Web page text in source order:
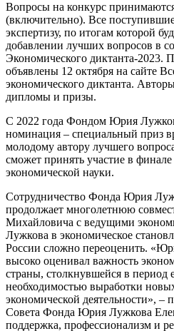
Вопросы на конкурс
(включительно). Все
экспертизу, по итогам которой
добавлении лучших вопросов в
Экономического диктанта-2023.
объявлены 12 октября на сайте
экономического диктанта.
дипломы и призы.
С 2022 года Фондом Юрия
номинация – специальный приз
молодому автору лучшего
сможет принять участие в
экономической науки.
Сотрудничество Фонда Юрия
продолжает многолетнюю
Михайловича с ведущими
Лужкова в экономическое
России сложно переоценить.
высоко оценивал важность
страны, столкнувшейся в период
необходимостью выработки
экономической деятельности», –
Совета Фонда Юрия Лужкова
поддержка, профессионализм и